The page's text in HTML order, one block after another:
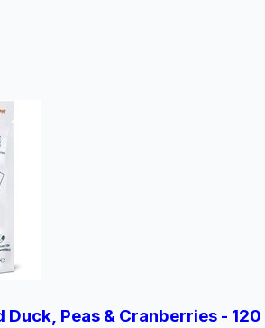
Peas & Cranberries - 120